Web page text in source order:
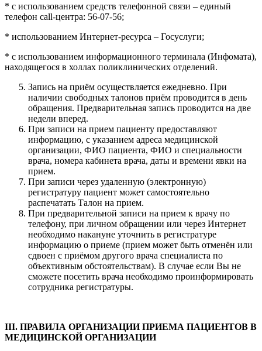
* с использованием средств телефонной связи – единый
телефон call-центра: 56-07-56;
* использованием Интернет-ресурса – Госуслуги;
* с использованием информационного терминала (Инфомата),
находящегося в холлах поликлинических отделений.
Запись на приём осуществляется ежедневно. При
наличии свободных талонов приём проводится в день
обращения. Предварительная запись проводится на две
недели вперед.
При записи на прием пациенту предоставляют
информацию, с указанием адреса медицинской
организации, ФИО пациента, ФИО и специальности
врача, номера кабинета врача, даты и времени явки на
прием.
При записи через удаленную (электронную)
регистратуру пациент может самостоятельно
распечатать Талон на прием.
При предварительной записи на прием к врачу по
телефону, при личном обращении или через Интернет
необходимо накануне уточнить в регистратуре
информацию о приеме (прием может быть отменён или
сдвоен с приёмом другого врача специалиста по
объективным обстоятельствам). В случае если Вы не
сможете посетить врача необходимо проинформировать
сотрудника регистратуры.
III. ПРАВИЛА ОРГАНИЗАЦИИ ПРИЕМА ПАЦИЕНТОВ В
МЕДИЦИНСКОЙ ОРГАНИЗАЦИИ